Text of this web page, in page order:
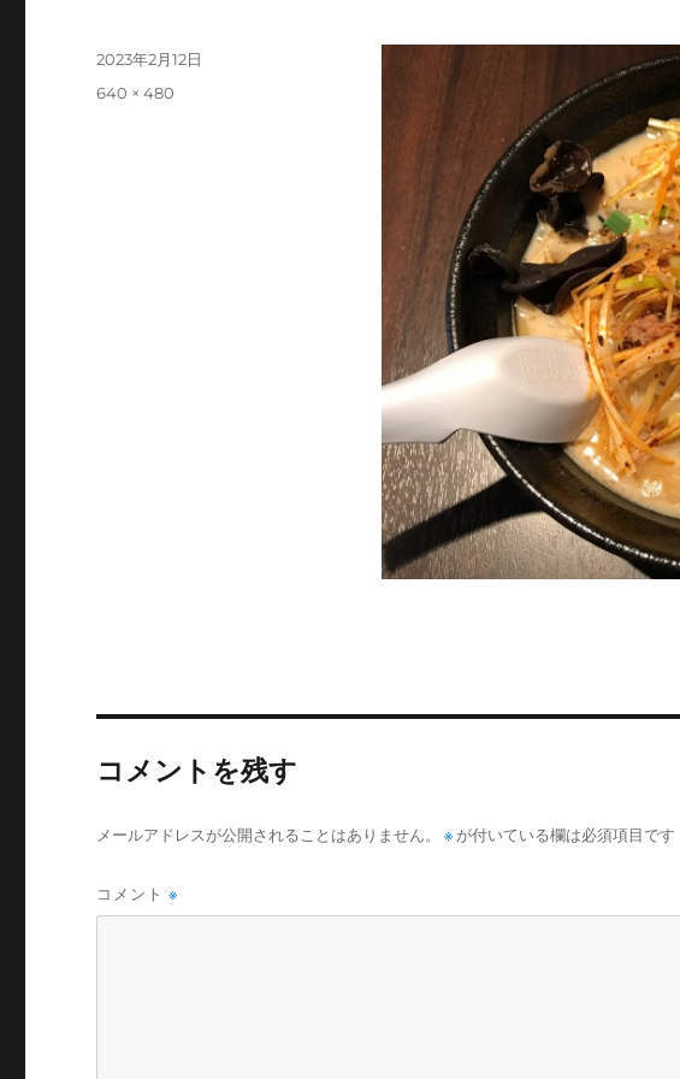
投
2023年2月12日
フ
640 × 480
コメントを残す
メールアドレスが公開されることはありません。 ※ が付いている欄は必須項目です
コメント※